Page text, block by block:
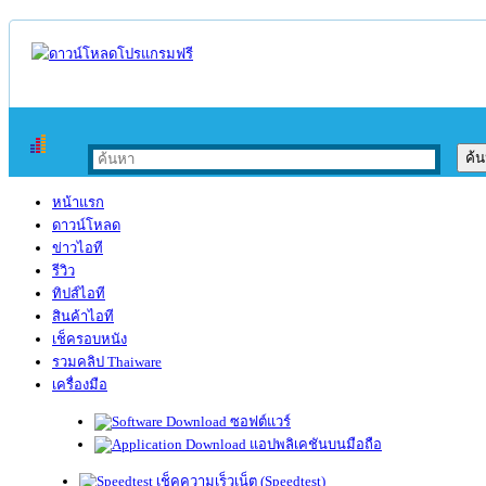
หน้าแรก
ดาวน์โหลด
ข่าวไอที
รีวิว
ทิปส์ไอที
สินค้าไอที
เช็ครอบหนัง
รวมคลิป Thaiware
เครื่องมือ
ซอฟต์แวร์
แอปพลิเคชันบนมือถือ
เช็คความเร็วเน็ต (Speedtest)